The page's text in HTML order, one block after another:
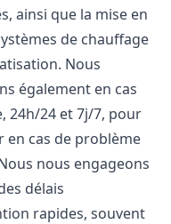
ainsi que la mise en
de chauffage
Nous
également en cas
24h/24 et 7j/7, pour
en cas de problème
nous engageons
délais
rapides, souvent